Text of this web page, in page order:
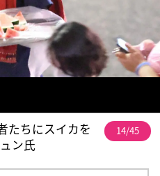
たちにスイカを
ン氏
14/45